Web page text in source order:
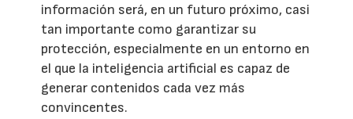
información será, en un futuro próximo, casi
tan importante como garantizar su
protección, especialmente en un entorno en
el que la inteligencia artificial es capaz de
generar contenidos cada vez más
convincentes.